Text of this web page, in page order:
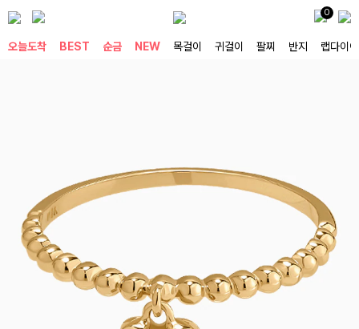
0
오늘도착 BEST 순금 NEW 목걸이 귀걸이 팔찌 반지 랩다이아